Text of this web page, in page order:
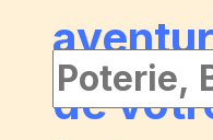
de